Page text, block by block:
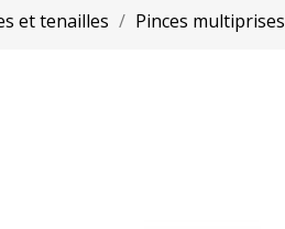
et tenailles Pinces multiprises